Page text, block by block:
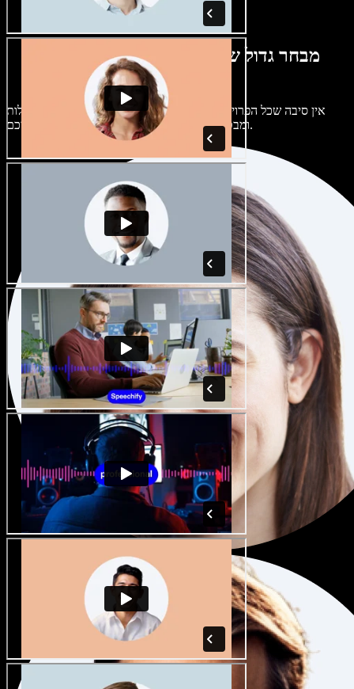
מבחר גדול של קולות נשים וגברים במגוון
מבטאים
אין סיבה שכל הפרויקטים יישמעו אותו דבר. בחרו מתוך מאות קולות
ומבטאים של בינה מלאכותית והתאימו אותם אליכם.